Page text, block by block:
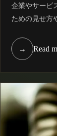
企業やサービ
ための見せ方
→ Read